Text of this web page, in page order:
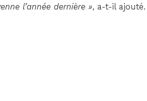
l’année dernière », a-t-il ajouté.